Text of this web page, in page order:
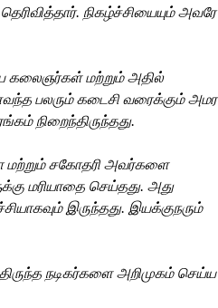
தெரிவித்தார். நிகழ்ச்சியையும் அவரே
கலைஞர்கள் மற்றும் அதில்
பலரும் கடைசி வரைக்கும் அமர
நிறைந்திருந்தது.
மற்றும் சகோதரி அவர்களை
மரியாதை செய்தது. அது
இருந்தது. இயக்குநரும்
நடிகர்களை அறிமுகம் செய்ய